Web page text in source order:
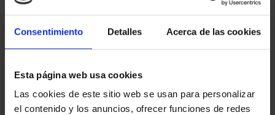
Consentimiento Detalles Acerca de las cookies
Esta página web usa cookies
Las cookies de este sitio web se usan para personalizar
el contenido y los anuncios, ofrecer funciones de redes
- CUENCA
73,00 € 73,00 €